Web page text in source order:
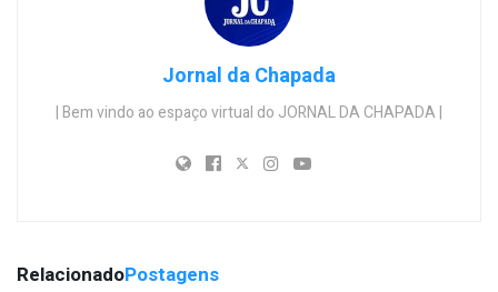
Jornal da Chapada
| Bem vindo ao espaço virtual do JORNAL DA CHAPADA |
RelacionadoPostagens